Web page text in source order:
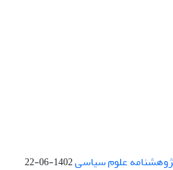
علوم سیاسی1402-06-22